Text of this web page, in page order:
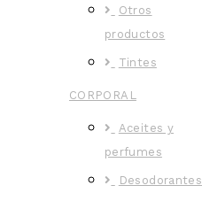
Otros
productos
Tintes
CORPORAL
Aceites y
perfumes
Desodorantes